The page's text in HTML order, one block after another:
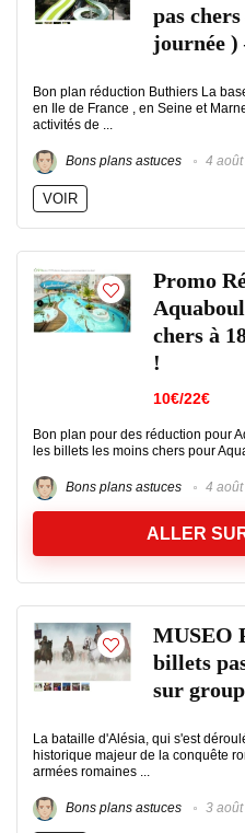
pas
journée )
Bon plan réduction Buthiers La
en Ile de France , en Seine et
activités de ...
Bons plans astuces 4
VOIR
Promo
chers à
!
10€/22€
Bon plan pour des réduction pour
les billets les moins chers pour
Bons plans astuces 4
ALLER
MUSEO
billets
sur
La bataille d'Alésia, qui s'est
historique majeur de la conquête
armées romaines ...
Bons plans astuces 3